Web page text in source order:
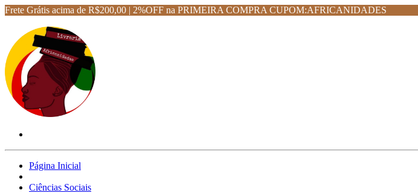
Frete Grátis acima de R$200,00 | 2%OFF na PRIMEIRA COMPRA CUPOM:AFRICANIDADES
Página Inicial
Ciências Sociais